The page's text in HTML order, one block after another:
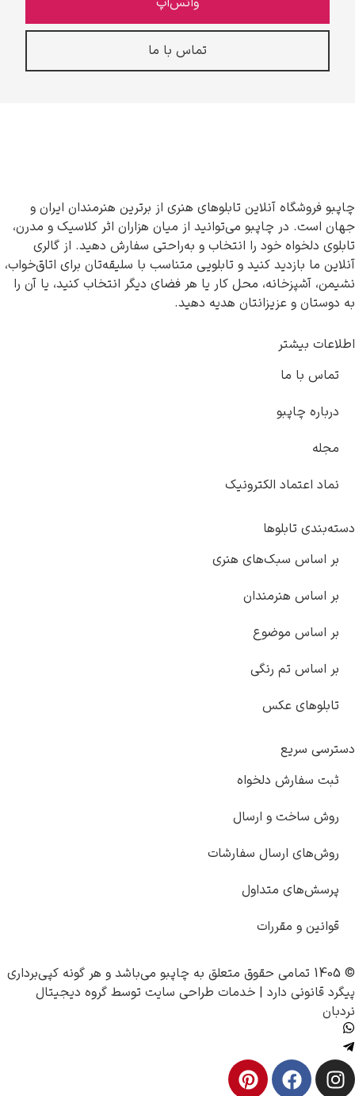
تماس با ما
چاپبو فروشگاه آنلاین تابلوهای هنری از برترین هنرمندان ایران و
جهان است. در چاپبو می‌توانید از میان هزاران اثر کلاسیک و مدرن،
تابلوی دلخواه خود را انتخاب و به‌راحتی سفارش دهید. از گالری
آنلاین ما بازدید کنید و تابلویی متناسب با سلیقه‌تان برای اتاق‌خواب،
نشیمن، آشپزخانه، محل کار یا هر فضای دیگر انتخاب کنید، یا آن را
به دوستان و عزیزانتان هدیه دهید.
اطلاعات بیشتر
تماس با ما
درباره چاپبو
مجله
نماد اعتماد الکترونیک
دسته‌بندی تابلوها
بر اساس سبک‌های هنری
بر اساس هنرمندان
بر اساس موضوع
بر اساس تم رنگی
تابلوهای عکس
دسترسی سریع
ثبت سفارش دلخواه
روش ساخت و ارسال
روش‌های ارسال سفارشات
پرسش‌های متداول
قوانین و مقررات
© 1405 تمامی حقوق متعلق به چاپبو می‌باشد و هر گونه کپی‌برداری
پیگرد قانونی دارد | خدمات طراحی سایت توسط گروه دیجیتال
نردبان